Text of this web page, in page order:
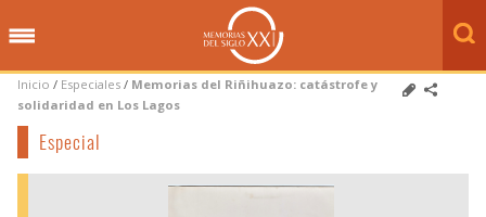
Inicio / Especiales / Memorias del Riñihuazo: catástrofe y
solidaridad en Los Lagos
Especial